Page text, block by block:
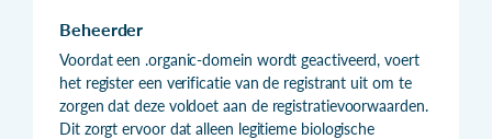
Beheerder
Voordat een .organic-domein wordt geactiveerd, voert
het register een verificatie van de registrant uit om te
zorgen dat deze voldoet aan de registratievoorwaarden.
Dit zorgt ervoor dat alleen legitieme biologische